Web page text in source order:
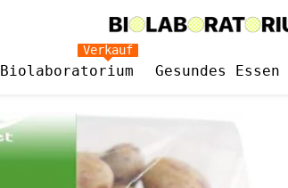
Biolaboratorium
Verkauf
Gesundes Essen